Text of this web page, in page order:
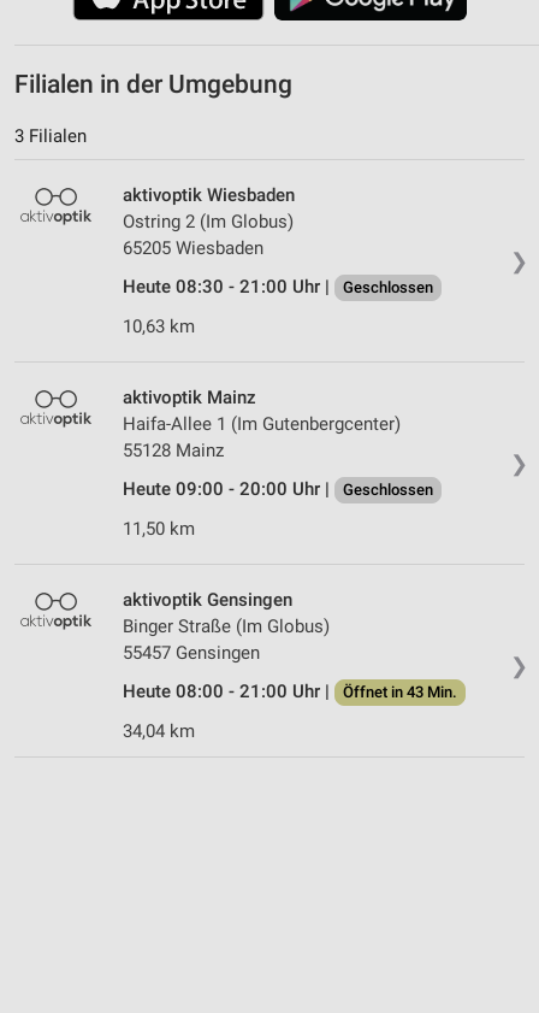
Filialen in der Umgebung
3 Filialen
❯
aktivoptik Wiesbaden
Ostring 2 (Im Globus)
65205 Wiesbaden
Heute 08:30 - 21:00 Uhr |
Geschlossen
10,63 km
❯
aktivoptik Mainz
Haifa-Allee 1 (Im Gutenbergcenter)
55128 Mainz
Heute 09:00 - 20:00 Uhr |
Geschlossen
11,50 km
❯
aktivoptik Gensingen
Binger Straße (Im Globus)
55457 Gensingen
Heute 08:00 - 21:00 Uhr |
Öffnet in 43 Min.
34,04 km